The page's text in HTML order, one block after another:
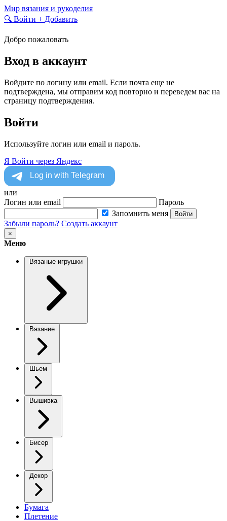
Skip
to
Мир вязания и рукоделия
🔍 Войти + Добавить
Добро пожаловать
Вход в аккаунт
Войдите по логину или email. Если почта еще не
подтверждена, мы отправим код повторно и переведем вас на
страницу подтверждения.
Войти
Используйте логин или email и пароль.
Я Войти через Яндекс
или
Логин или email
Пароль
Запомнить меня
Войти
Забыли пароль? Создать аккаунт
×
Меню
Вязаные игрушки
Вязание
Шьем
Вышивка
Бисер
Декор
Бумага
Плетение